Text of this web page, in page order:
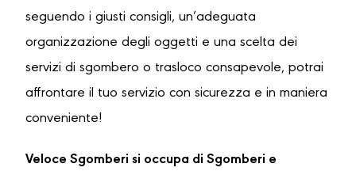
seguendo i giusti consigli, un’adeguata
organizzazione degli oggetti e una scelta dei
servizi di sgombero o trasloco consapevole, potrai
affrontare il tuo servizio con sicurezza e in maniera
conveniente!
Veloce Sgomberi si occupa di Sgomberi e